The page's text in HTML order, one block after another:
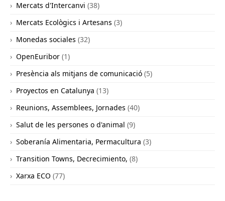
Mercats d'Intercanvi (38)
Mercats Ecològics i Artesans (3)
Monedas sociales (32)
OpenEuribor (1)
Presència als mitjans de comunicació (5)
Proyectos en Catalunya (13)
Reunions, Assemblees, Jornades (40)
Salut de les persones o d'animal (9)
Soberanía Alimentaria, Permacultura (3)
Transition Towns, Decrecimiento, (8)
Xarxa ECO (77)